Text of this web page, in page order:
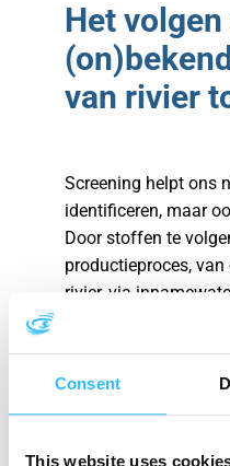
Consent
This website uses
Het volgen
van rivier
Screening helpt ons
identificeren, maar
Door stoffen te
productieproces,
rivier, via
drinkwater, zien we
verwijderd worden.
blijven tot in het